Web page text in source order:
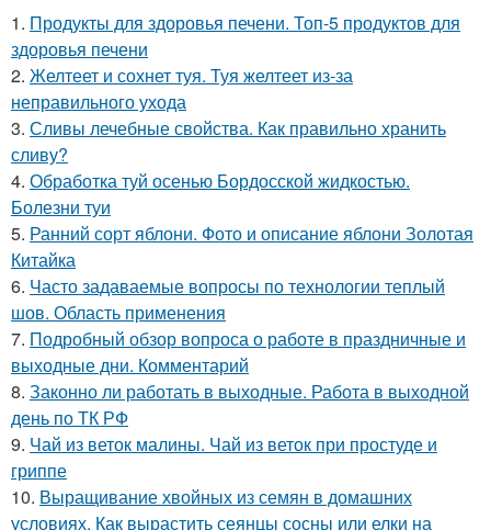
1. Продукты для здоровья печени. Топ-5 продуктов для
здоровья печени
2. Желтеет и сохнет туя. Туя желтеет из-за
неправильного ухода
3. Сливы лечебные свойства. Как правильно хранить
сливу?
4. Обработка туй осенью Бордосской жидкостью.
Болезни туи
5. Ранний сорт яблони. Фото и описание яблони Золотая
Китайка
6. Часто задаваемые вопросы по технологии теплый
шов. Область применения
7. Подробный обзор вопроса о работе в праздничные и
выходные дни. Комментарий
8. Законно ли работать в выходные. Работа в выходной
день по ТК РФ
9. Чай из веток малины. Чай из веток при простуде и
гриппе
10. Выращивание хвойных из семян в домашних
условиях. Как вырастить сеянцы сосны или елки на